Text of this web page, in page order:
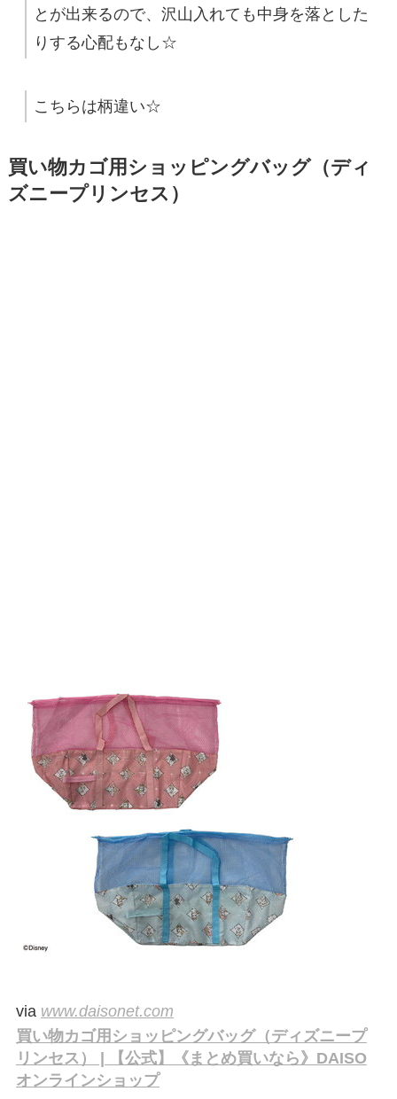
とが出来るので、沢山入れても中身を落とした
りする心配もなし☆
こちらは柄違い☆
買い物カゴ用ショッピングバッグ（ディ
ズニープリンセス）
via www.daisonet.com
買い物カゴ用ショッピングバッグ（ディズニープ
リンセス） | 【公式】《まとめ買いなら》DAISO
オンラインショップ